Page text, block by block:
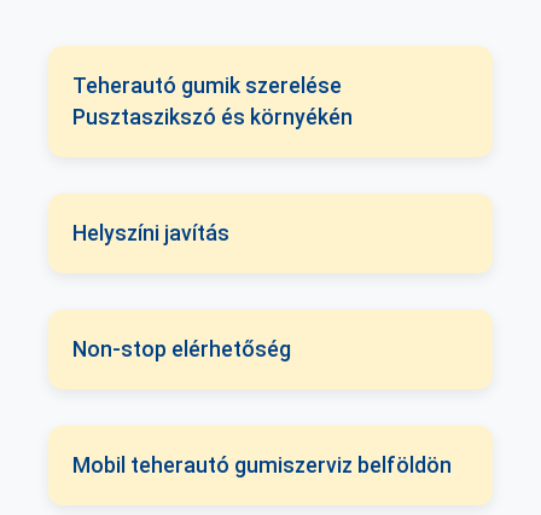
Teherautó gumik szerelése
Pusztaszikszó és környékén
Helyszíni javítás
Non-stop elérhetőség
Mobil teherautó gumiszerviz belföldön